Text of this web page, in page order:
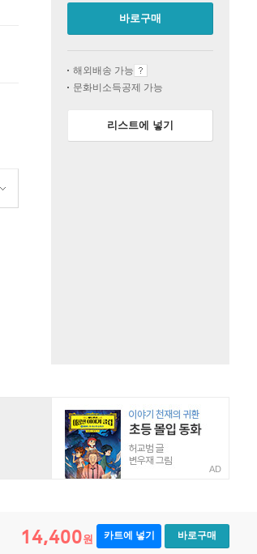
바로구매
해외배송 가능
문화비소득공제 가능
리스트에 넣기
AD
14,400원 카트에 넣기 바로구매